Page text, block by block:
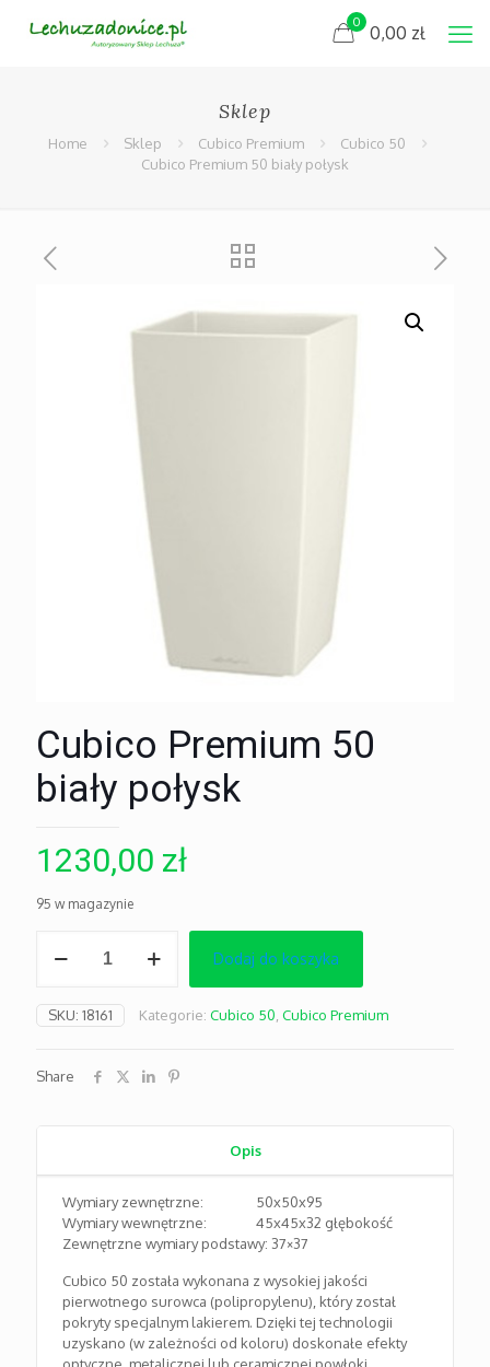
0 0,00 zł
Sklep
Home Sklep Cubico Premium
Cubico 50
Cubico Premium 50 biały połysk
Cubico Premium 50
biały połysk
1230,00 zł
95 w magazynie
Cubico
50
biały
Dodaj do koszyka
SKU: 18161 Kategorie: Cubico 50 Cubico Premium
Share
Opis
Wymiary zewnętrzne: 50x50x95
Wymiary wewnętrzne: 45x45x32 głębokość
Zewnętrzne wymiary podstawy: 37×37
Cubico 50 została wykonana z wysokiej jakości
pierwotnego surowca (polipropylenu), który został
pokryty specjalnym lakierem. Dzięki tej technologii
uzyskano (w zależności od koloru) doskonałe efekty